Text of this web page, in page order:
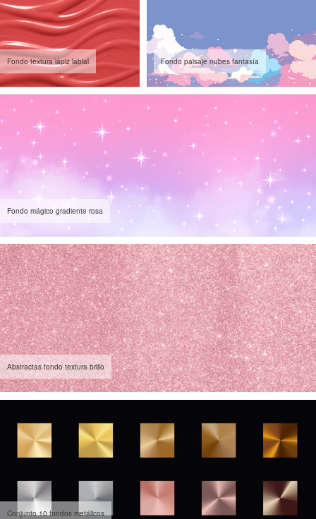
Fondo textura lápiz labial Fondo paisaje nubes fantasía
Fondo mágico gradiente rosa
Abstractas fondo textura brillo
Conjunto 10 fondos metálicos